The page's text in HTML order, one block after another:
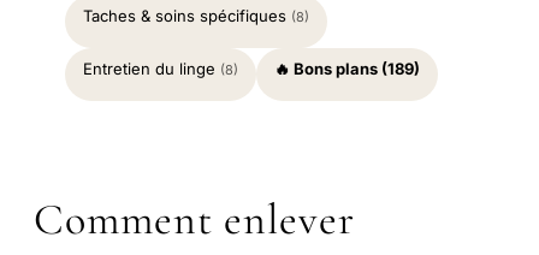
Taches & soins spécifiques (8)
Entretien du linge (8) 🔥 Bons plans (189)
Comment enlever